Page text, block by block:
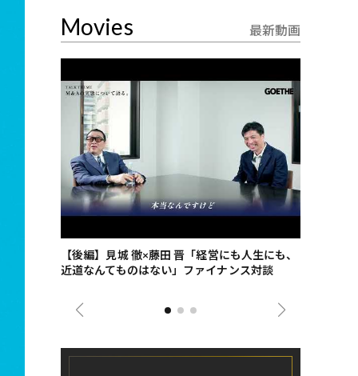
Movies 最新動画
【後編】見城 徹×藤田 晋「経営にも人生にも、
近道なんてものはない」ファイナンス対談